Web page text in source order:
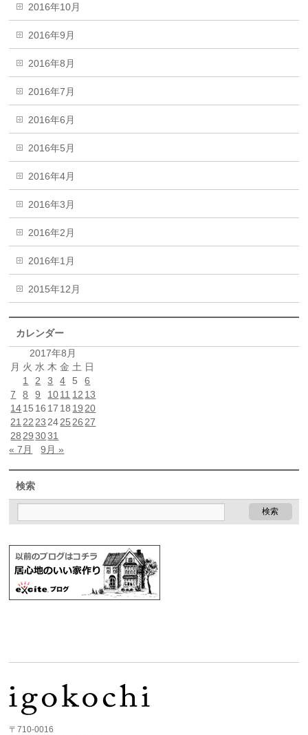
2016年10月
2016年9月
2016年8月
2016年7月
2016年6月
2016年5月
2016年4月
2016年3月
2016年2月
2016年1月
2015年12月
カレンダー
2017年8月
月 火 水 木 金 土 日
1
2 3 4 5
6
7
8 9 1011 12 13
1415 16 17 18 19 20
21 22 23 2425 26 27
28 29 3031
« 7月
9月 »
検索
〒710-0016